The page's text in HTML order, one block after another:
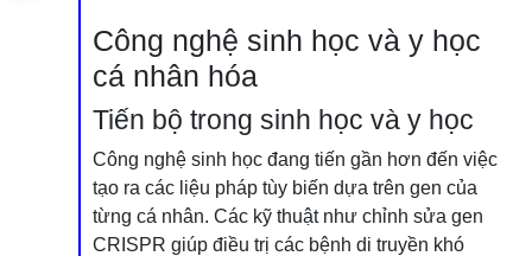
Công nghệ sinh học và y học
cá nhân hóa
Tiến bộ trong sinh học và y học
Công nghệ sinh học đang tiến gần hơn đến việc
tạo ra các liệu pháp tùy biến dựa trên gen của
từng cá nhân. Các kỹ thuật như chỉnh sửa gen
CRISPR giúp điều trị các bệnh di truyền khó